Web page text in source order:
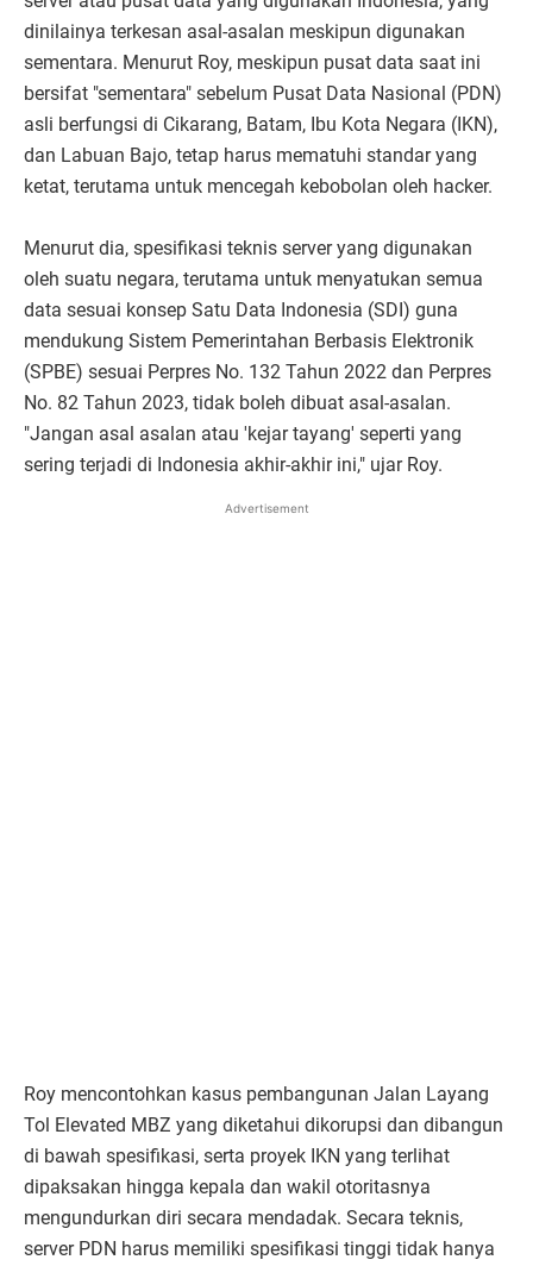
dinilainya terkesan asal-asalan meskipun digunakan
sementara. Menurut Roy, meskipun pusat data saat ini
bersifat "sementara" sebelum Pusat Data Nasional (PDN)
asli berfungsi di Cikarang, Batam, Ibu Kota Negara (IKN),
dan Labuan Bajo, tetap harus mematuhi standar yang
ketat, terutama untuk mencegah kebobolan oleh hacker.
Menurut dia, spesifikasi teknis server yang digunakan
oleh suatu negara, terutama untuk menyatukan semua
data sesuai konsep Satu Data Indonesia (SDI) guna
mendukung Sistem Pemerintahan Berbasis Elektronik
(SPBE) sesuai Perpres No. 132 Tahun 2022 dan Perpres
No. 82 Tahun 2023, tidak boleh dibuat asal-asalan.
"Jangan asal asalan atau 'kejar tayang' seperti yang
sering terjadi di Indonesia akhir-akhir ini," ujar Roy.
Advertisement
Roy mencontohkan kasus pembangunan Jalan Layang
Tol Elevated MBZ yang diketahui dikorupsi dan dibangun
di bawah spesifikasi, serta proyek IKN yang terlihat
dipaksakan hingga kepala dan wakil otoritasnya
mengundurkan diri secara mendadak. Secara teknis,
server PDN harus memiliki spesifikasi tinggi tidak hanya